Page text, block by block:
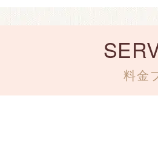
料金